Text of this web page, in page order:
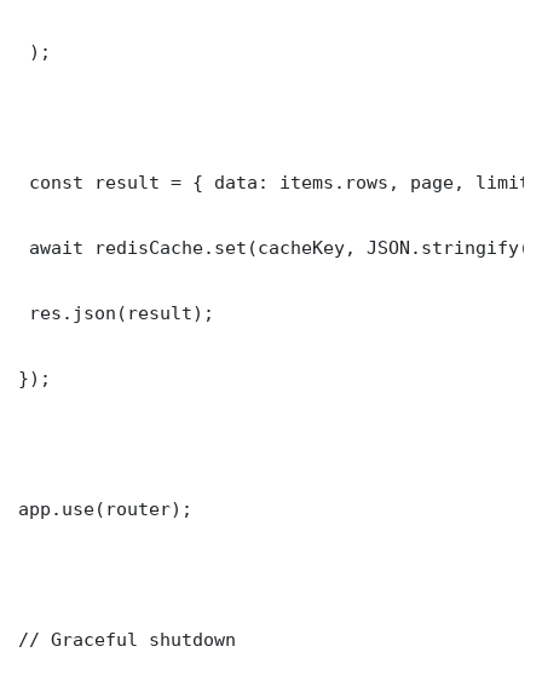
);
const result = { data: items.rows, page,
await redisCache.set(cacheKey,
res.json(result);
});
app.use(router);
// Graceful shutdown